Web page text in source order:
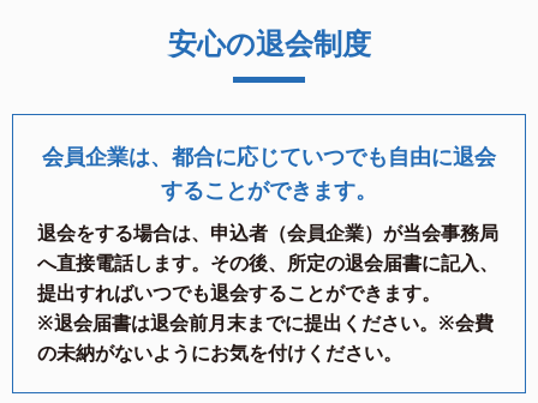
安心の退会制度
会員企業は、都合に応じていつでも自由に退会
することができます。
退会をする場合は、申込者（会員企業）が当会事務局
へ直接電話します。その後、所定の退会届書に記入、
提出すればいつでも退会することができます。
※退会届書は退会前月末までに提出ください。※会費
の未納がないようにお気を付けください。